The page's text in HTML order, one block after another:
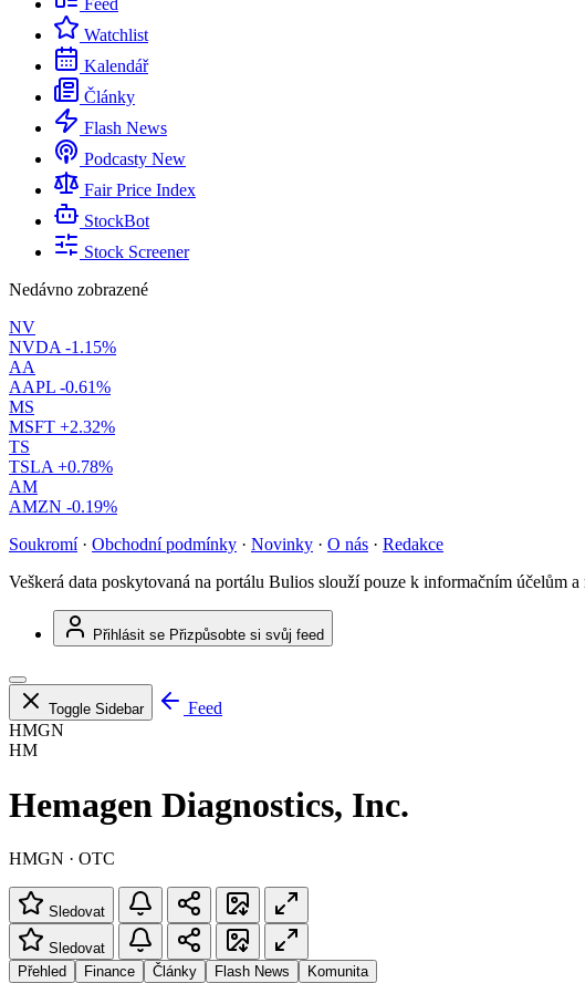
Feed
Watchlist
Kalendář
Články
Flash News
Podcasty New
Fair Price Index
StockBot
Stock Screener
Nedávno zobrazené
NV
NVDA -1.15%
AA
AAPL -0.61%
MS
MSFT +2.32%
TS
TSLA +0.78%
AM
AMZN -0.19%
Soukromí · Obchodní podmínky · Novinky · O nás · Redakce
Veškerá data poskytovaná na portálu Bulios slouží pouze k informačním účelům
Přihlásit se Přizpůsobte si svůj feed
Toggle Sidebar
Feed
HMGN
HM
Hemagen Diagnostics, Inc.
HMGN · OTC
Sledovat
Sledovat
Přehled
Finance Články Flash News Komunita